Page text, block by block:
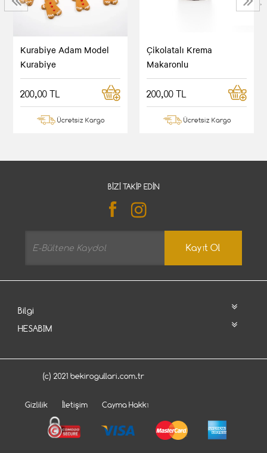
Kurabiye Adam Model
Kurabiye
200,00 TL
Ücretsiz Kargo
Çikolatalı Krema
Makaronlu
200,00 TL
Ücretsiz Kargo
‹ ›
BIZI TAKIP EDIN
Kayıt Ol
Bilgi
HESABIM
(c) 2021 bekirogullari.com.tr
Gizlilik İletişim Cayma Hakkı